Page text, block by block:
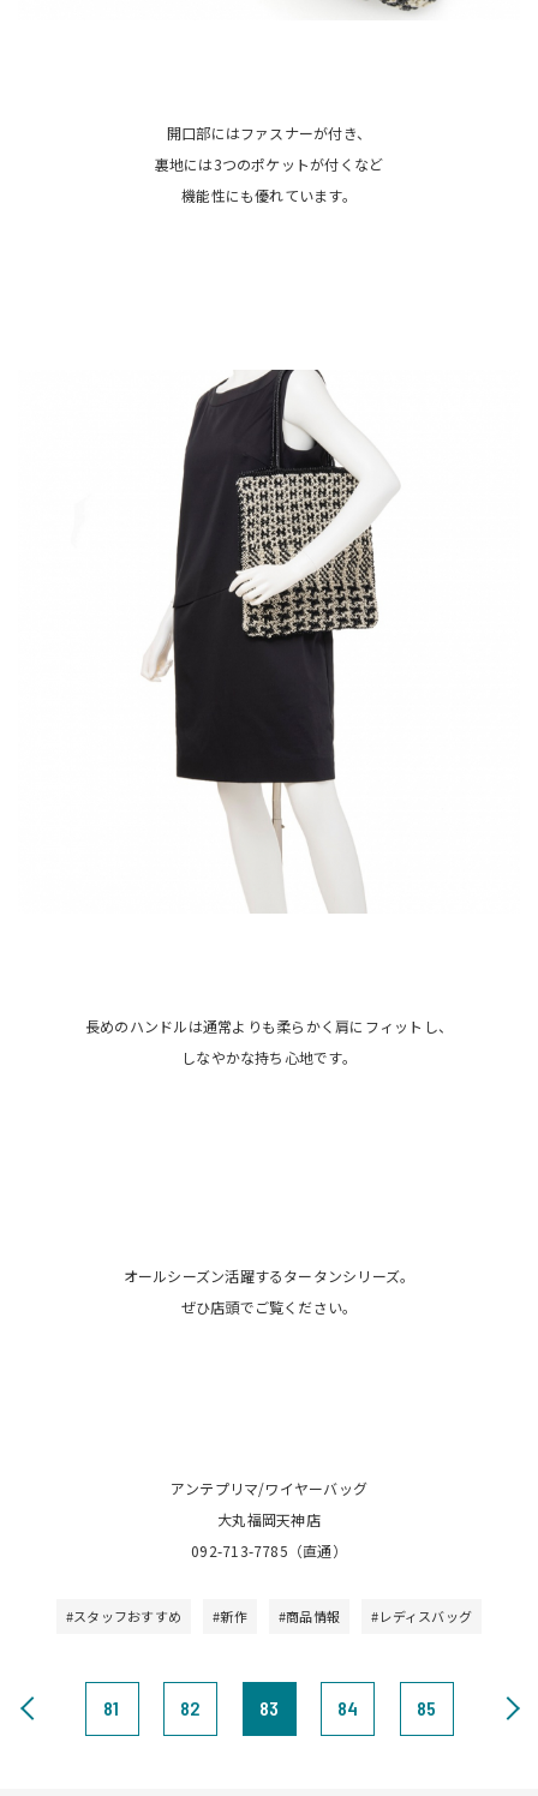
開口部にはファスナーが付き、
裏地には3つのポケットが付くなど
機能性にも優れています。
長めのハンドルは通常よりも柔らかく肩にフィットし、
しなやかな持ち心地です。
オールシーズン活躍するタータンシリーズ。
ぜひ店頭でご覧ください。
アンテプリマ/ワイヤーバッグ
大丸福岡天神店
092-713-7785（直通）
#スタッフおすすめ #新作 #商品情報 #レディスバッグ
81 82 83 84 85